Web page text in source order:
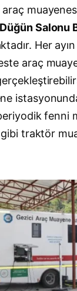
Salonu
Her
araç
fenni
traktör